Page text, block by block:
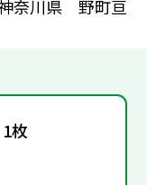
奈川県 野町亘
枚